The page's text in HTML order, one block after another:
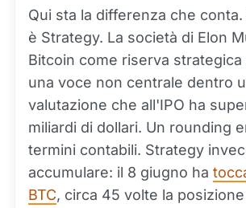
Qui sta la differenza che conta.
è Strategy. La società di Elon
Bitcoin come riserva strategica
una voce non centrale dentro
valutazione che all'IPO ha
miliardi di dollari. Un rounding
termini contabili. Strategy
accumulare: il 8 giugno ha
BTC, circa 45 volte la